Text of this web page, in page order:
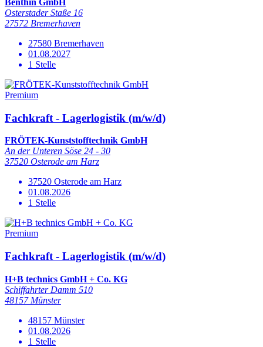
Benthin GmbH
Osterstader Staße 16
27572 Bremerhaven
27580 Bremerhaven
01.08.2027
1 Stelle
Premium
Fachkraft - Lagerlogistik (m/w/d)
FRÖTEK-Kunststofftechnik GmbH
An der Unteren Söse 24 - 30
37520 Osterode am Harz
37520 Osterode am Harz
01.08.2026
1 Stelle
Premium
Fachkraft - Lagerlogistik (m/w/d)
H+B technics GmbH + Co. KG
Schiffahrter Damm 510
48157 Münster
48157 Münster
01.08.2026
1 Stelle